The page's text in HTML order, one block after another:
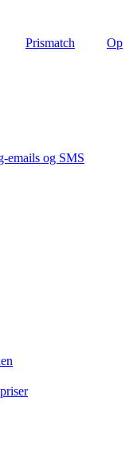
Prismatch
Op
emails og SMS